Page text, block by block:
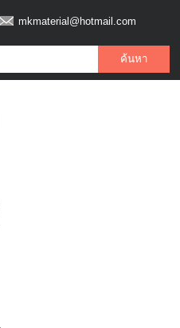
mkmaterial@hotmail.com